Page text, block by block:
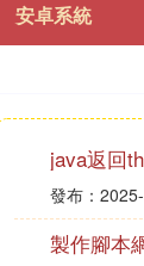
安卓系統
java返回
發布：
製作腳本